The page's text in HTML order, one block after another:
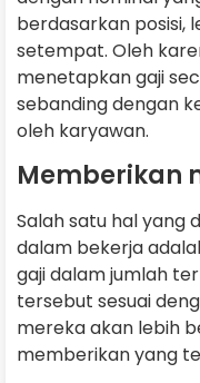
berdasarkan posisi,
setempat. Oleh
menetapkan gaji
sebanding dengan
oleh karyawan.
Memberikan
Salah satu hal yang
dalam bekerja
gaji dalam jumlah
tersebut sesuai
mereka akan lebih
memberikan yang